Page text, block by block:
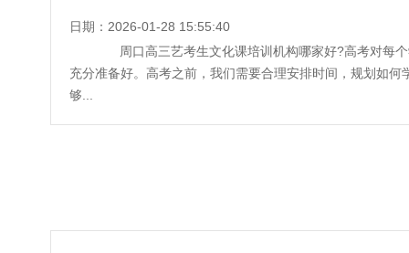
日期：2026-01-28 15:55:40
周口高三艺考生文化课培训机构哪家好?高考对每个
充分准备好。高考之前，我们需要合理安排时间，规划如
够...